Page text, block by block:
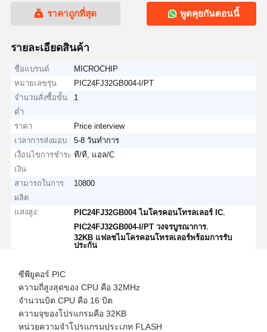
ราคาถูกที่สุด พูดคุยกันตอนนี้
รายละเอียดสินค้า
ชื่อแบรนด์
MICROCHIP
หมายเลขรุ่น
PIC24FJ32GB004-I/PT
จำนวนสั่งซื้อขั้น
ต่ำ
1
ราคา
Price interview
เวลาการส่งมอบ
5-8 วันทำการ
เงื่อนไขการชำระ
เงิน
ที/ที, แอล/C
สามารถในการ
ผลิต
10800
แสงสูง: PIC24FJ32GB004 ไมโครคอนโทรลเลอร์ IC
PIC24FJ32GB004-I/PT วงจรบูรณาการ,
32KB แฟลชไมโครคอนโทรลเลอร์พร้อมการรับ
ประกัน
ซีพียูคอร์ PIC
ความถี่สูงสุดของ CPU คือ 32MHz
จำนวนบิต CPU คือ 16 บิต
ความจุของโปรแกรมคือ 32KB
หน่วยความจำโปรแกรมประเภท FLASH